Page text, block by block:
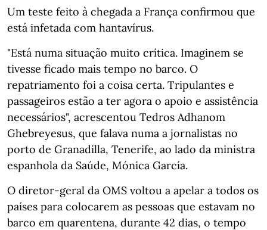
Um teste feito à chegada a França confirmou que
está infetada com hantavírus.
"Está numa situação muito crítica. Imaginem se
tivesse ficado mais tempo no barco. O
repatriamento foi a coisa certa. Tripulantes e
passageiros estão a ter agora o apoio e assistência
necessários", acrescentou Tedros Adhanom
Ghebreyesus, que falava numa a jornalistas no
porto de Granadilla, Tenerife, ao lado da ministra
espanhola da Saúde, Mónica García.
O diretor-geral da OMS voltou a apelar a todos os
países para colocarem as pessoas que estavam no
barco em quarentena, durante 42 dias, o tempo